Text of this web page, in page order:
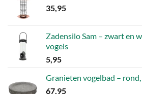
35,95
Zadensilo Sam – zwart en
vogels
5,95
Granieten vogelbad –
67,95